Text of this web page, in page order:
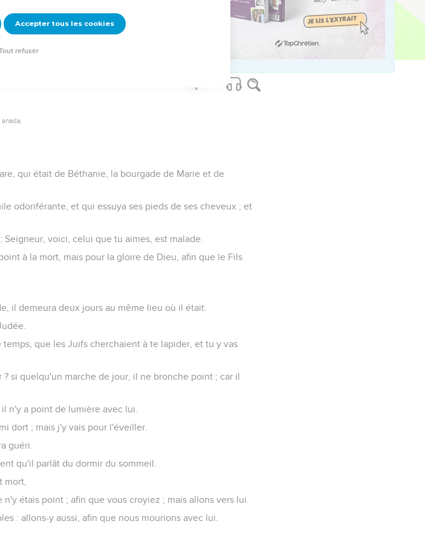
il n'a fait aucun miracle ; mais toutes les choses que
qui était de Béthanie, la bourgade de Marie et de
odoriférante, et qui essuya ses pieds de ses cheveux ; et
voici, celui que tu aimes, est malade.
à la mort, mais pour la gloire de Dieu, afin que le Fils
il demeura deux jours au même lieu où il était.
que les Juifs cherchaient à te lapider, et tu y vas
si quelqu'un marche de jour, il ne bronche point ; car il
n'y a point de lumière avec lui.
dort ; mais j'y vais pour l'éveiller.
guéri.
qu'il parlât du dormir du sommeil.
mort,
étais point ; afin que vous croyiez ; mais allons vers lui.
: allons-y aussi, afin que nous mourions avec lui.
Accepter tous les cookies
refuser